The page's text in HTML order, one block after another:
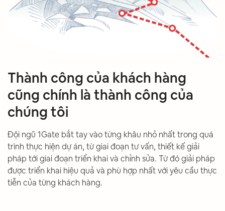
Thành công của khách hàng
cũng chính là thành công của
chúng tôi
Đội ngũ 1Gate bắt tay vào từng khâu nhỏ nhất trong quá
trình thực hiện dự án, từ giai đoạn tư vấn, thiết kế giải
pháp tới giai đoạn triển khai và chỉnh sửa. Từ đó giải pháp
được triển khai hiệu quả và phù hợp nhất với yêu cầu thực
tiễn của từng khách hàng.